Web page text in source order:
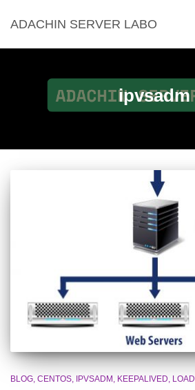
ADACHIN SERVER LABO
ipvsadm
BLOG CENTOS IPVSADM KEEPALIVED